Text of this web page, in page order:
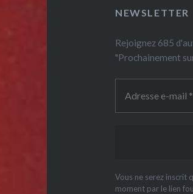
NEWSLETTER
Rejoignez 685
"Prochainement
Vous ne serez inscrit
moment par le lien